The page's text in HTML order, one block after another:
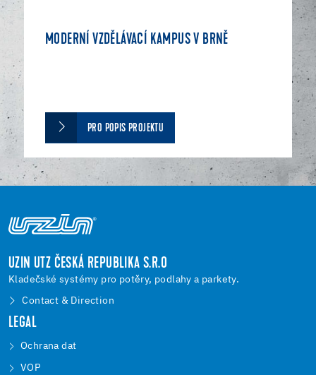
MODERNÍ VZDĚLÁVACÍ KAMPUS V BRNĚ
PRO POPIS PROJEKTU
UZIN UTZ ČESKÁ REPUBLIKA S.R.O
Kladečské systémy pro potěry, podlahy a parkety.
Contact & Direction
LEGAL
Ochrana dat
VOP